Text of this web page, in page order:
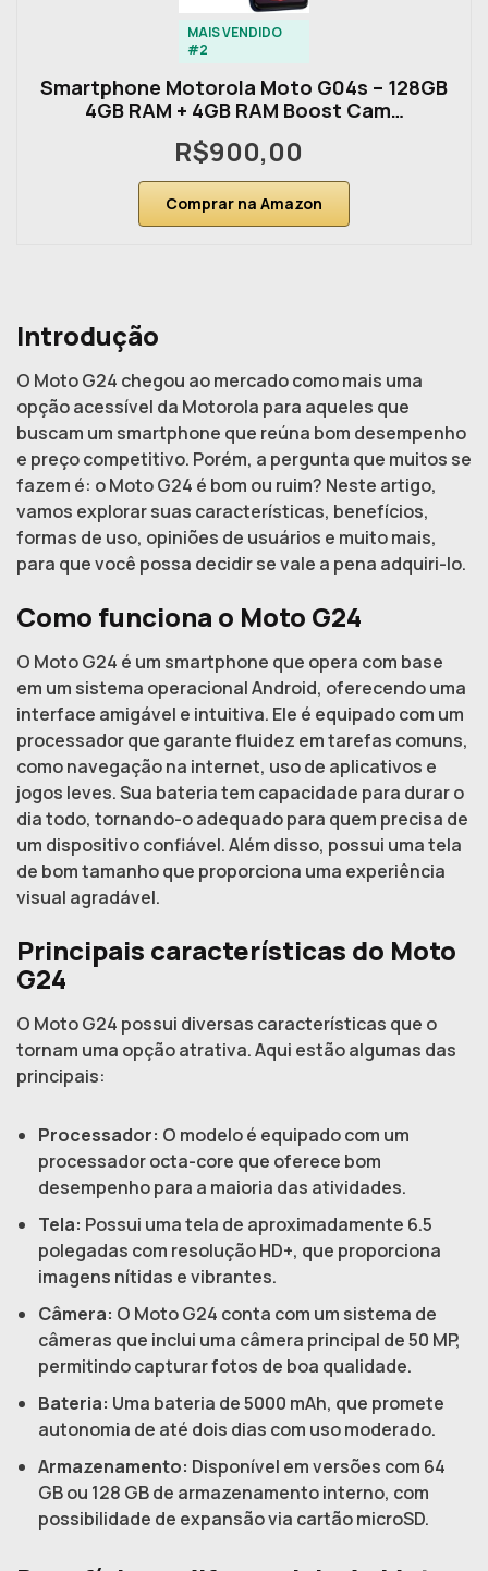
MAIS VENDIDO
#2
Smartphone Motorola Moto G04s – 128GB
4GB RAM + 4GB RAM Boost Cam…
R$900,00
Comprar na Amazon
Introdução
O Moto G24 chegou ao mercado como mais uma
opção acessível da Motorola para aqueles que
buscam um smartphone que reúna bom desempenho
e preço competitivo. Porém, a pergunta que muitos se
fazem é: o Moto G24 é bom ou ruim? Neste artigo,
vamos explorar suas características, benefícios,
formas de uso, opiniões de usuários e muito mais,
para que você possa decidir se vale a pena adquiri-lo.
Como funciona o Moto G24
O Moto G24 é um smartphone que opera com base
em um sistema operacional Android, oferecendo uma
interface amigável e intuitiva. Ele é equipado com um
processador que garante fluidez em tarefas comuns,
como navegação na internet, uso de aplicativos e
jogos leves. Sua bateria tem capacidade para durar o
dia todo, tornando-o adequado para quem precisa de
um dispositivo confiável. Além disso, possui uma tela
de bom tamanho que proporciona uma experiência
visual agradável.
Principais características do Moto
G24
O Moto G24 possui diversas características que o
tornam uma opção atrativa. Aqui estão algumas das
principais:
Processador: O modelo é equipado com um
processador octa-core que oferece bom
desempenho para a maioria das atividades.
Tela: Possui uma tela de aproximadamente 6.5
polegadas com resolução HD+, que proporciona
imagens nítidas e vibrantes.
Câmera: O Moto G24 conta com um sistema de
câmeras que inclui uma câmera principal de 50 MP,
permitindo capturar fotos de boa qualidade.
Bateria: Uma bateria de 5000 mAh, que promete
autonomia de até dois dias com uso moderado.
Armazenamento: Disponível em versões com 64
GB ou 128 GB de armazenamento interno, com
possibilidade de expansão via cartão microSD.